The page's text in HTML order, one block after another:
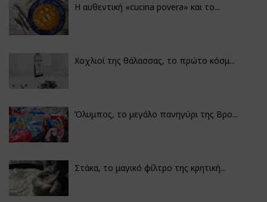
Η αυθεντική «cucina povera» και το...
Χοχλιοί της θάλασσας, το πρώτο κόσμ...
Όλυμπος, το μεγάλο πανηγύρι της Βρο...
Στάκα, το μαγικό φίλτρο της κρητική...